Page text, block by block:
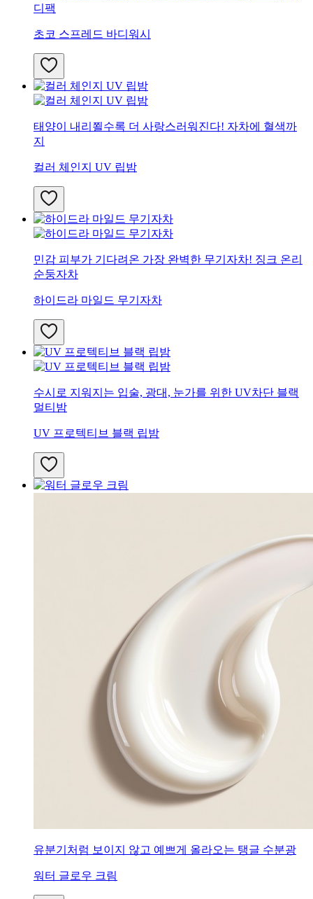
디팩
초코 스프레드 바디워시
태양이 내리쬘수록 더 사랑스러워진다! 자차에 혈색까
지
컬러 체인지 UV 립밤
민감 피부가 기다려온 가장 완벽한 무기자차! 징크 온리
순둥자차
하이드라 마일드 무기자차
수시로 지워지는 입술, 광대, 눈가를 위한 UV차단 블랙
멀티밤
UV 프로텍티브 블랙 립밤
유분기처럼 보이지 않고 예쁘게 올라오는 탱글 수분광
워터 글로우 크림